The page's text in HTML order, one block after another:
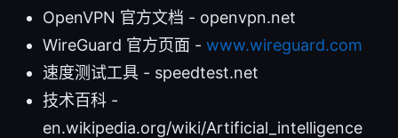
OpenVPN 官方文档 - openvpn.net
WireGuard 官方页面 - www.wireguard.com
速度测试工具 - speedtest.net
技术百科 -
en.wikipedia.org/wiki/Artificial_intelligence